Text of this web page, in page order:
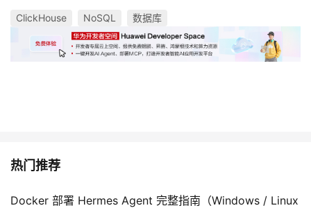
ClickHouse NoSQL 数据库
热门推荐
Docker 部署 Hermes Agent 完整指南（Windows / Linux